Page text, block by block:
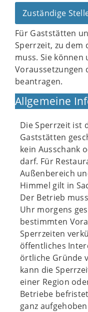
Zuständige
Für Gaststätten
Sperrzeit, zu dem
muss. Sie
Voraussetzungen
beantragen.
Allgemeine
Die Sperrzeit ist
Gaststätten
kein Ausschank
darf. Für
Außenbereich
Himmel gilt in
Der Betrieb
Uhr morgens
bestimmten
Sperrzeiten
öffentliches
örtliche Gründe
kann die
einer Region
Betriebe
ganz